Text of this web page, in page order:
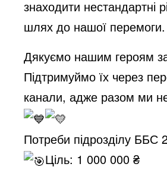
знаходити нестандартні
шлях до нашої перемоги.
Дякуємо нашим героям
Підтримуймо їх через
канали, адже разом ми
Потреби підрозділу
Ціль: 1 000 000 ₴